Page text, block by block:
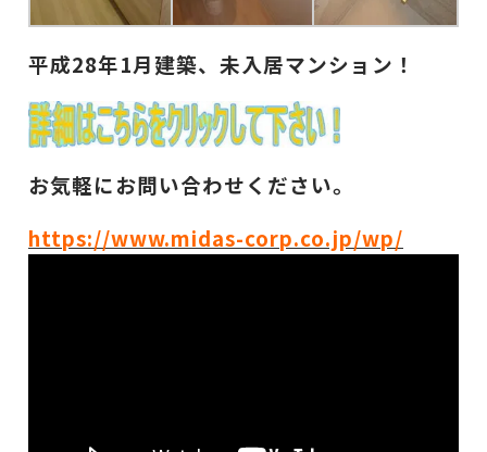
平成28年1月建築、未入居マンション！
お気軽にお問い合わせください。
https://www.midas-corp.co.jp/wp/